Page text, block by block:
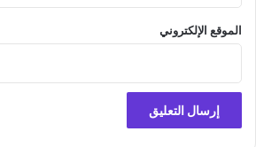
الموقع الإلكتروني